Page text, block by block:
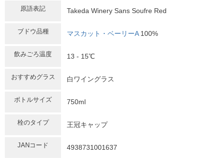
原語表記 Takeda Winery Sans Soufre Red
ブドウ品種 マスカット・ベーリーA100%
飲みごろ温度 13 - 15℃
おすすめグラス 白ワイングラス
ボトルサイズ 750ml
栓のタイプ 王冠キャップ
JANコード 4938731001637